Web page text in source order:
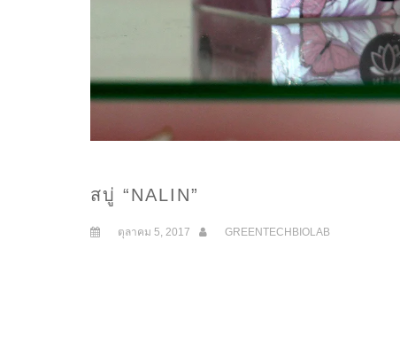
สบู่ “NALIN”
ตุลาคม 5, 2017 GREENTECHBIOLAB